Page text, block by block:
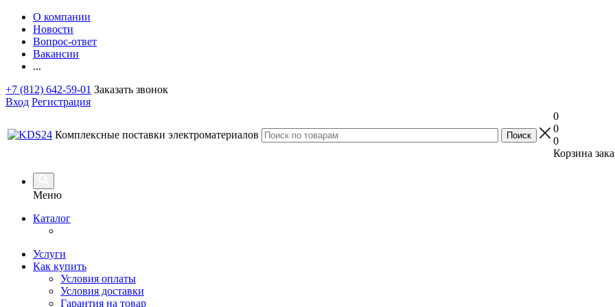
О компании
Новости
Вопрос-ответ
Вакансии
...
+7 (812) 642-59-01 Заказать звонок
Вход Регистрация
Комплексные поставки электроматериалов
0
0
0
Корзина
Меню
Каталог
Услуги
Как купить
Условия оплаты
Условия доставки
Гарантия на товар